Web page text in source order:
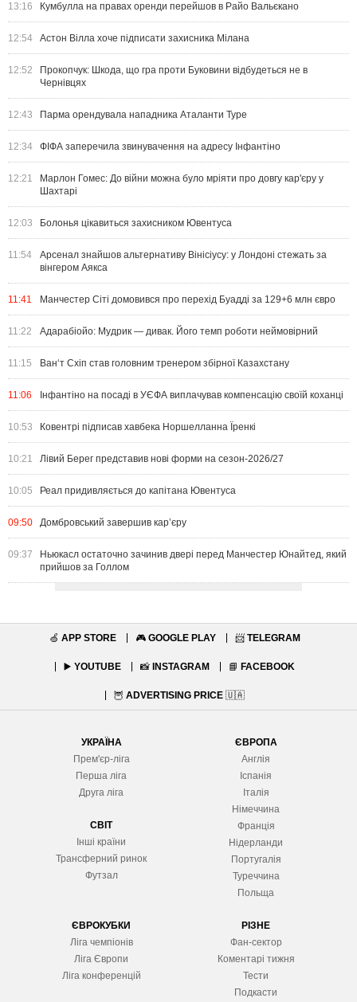
13:16 Кумбулла на правах оренди перейшов в Райо Вальєкано
12:54 Астон Вілла хоче підписати захисника Мілана
12:52
Прокопчук: Шкода, що гра проти Буковини відбудеться не в
Чернівцях
12:43 Парма орендувала нападника Аталанти Туре
12:34 ФІФА заперечила звинувачення на адресу Інфантіно
12:21
Марлон Гомес: До війни можна було мріяти про довгу кар'єру у
Шахтарі
12:03 Болонья цікавиться захисником Ювентуса
11:54
Арсенал знайшов альтернативу Вінісіусу: у Лондоні стежать за
вінгером Аякса
11:41 Манчестер Сіті домовився про перехід Буадді за 129+6 млн євро
11:22 Адарабіойо: Мудрик — дивак. Його темп роботи неймовірний
11:15 Ван‘т Схіп став головним тренером збірної Казахстану
11:06 Інфантіно на посаді в УЄФА виплачував компенсацію своїй коханці
10:53 Ковентрі підписав хавбека Норшелланна Їренкі
10:21 Лівий Берег представив нові форми на сезон-2026/27
10:05 Реал придивляється до капітана Ювентуса
09:50 Домбровський завершив кар’єру
09:37
Ньюкасл остаточно зачинив двері перед Манчестер Юнайтед, який
прийшов за Голлом
🍏 APP STORE 🎮 GOOGLE PLAY 📨 TELEGRAM
▶️ YOUTUBE 📸 INSTAGRAM 📘 FACEBOOK
🦉 ADVERTISING PRICE 🇺🇦
УКРАЇНА
Прем'єр-ліга
Перша ліга
Друга ліга
СВІТ
Інші країни
Трансферний ринок
Футзал
ЄВРОПА
Англія
Іспанія
Італія
Німеччина
Франція
Нідерланди
Португалія
Туреччина
Польща
ЄВРОКУБКИ
Ліга чемпіонів
Ліга Європи
Ліга конференцій
РІЗНЕ
Фан-сектор
Коментарі тижня
Тести
Подкасти